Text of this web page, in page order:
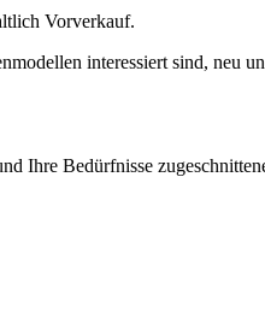
Vorverkauf.
interessiert sind, neu
Ihre Bedürfnisse